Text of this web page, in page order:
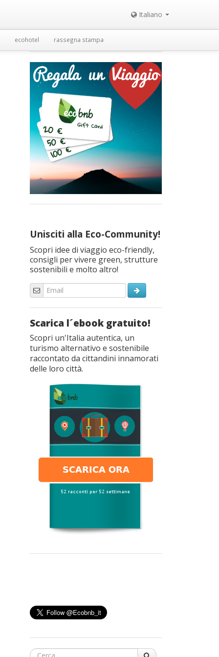
Italiano
ecohotel rassegna stampa
Unisciti alla Eco-Community!
Scopri idee di viaggio eco-friendly,
consigli per vivere green, strutture
sostenibili e molto altro!
Scarica l´ebook gratuito!
Scopri un'Italia autentica, un
turismo alternativo e sostenibile
raccontato da cittandini innamorati
delle loro città.
Cerca